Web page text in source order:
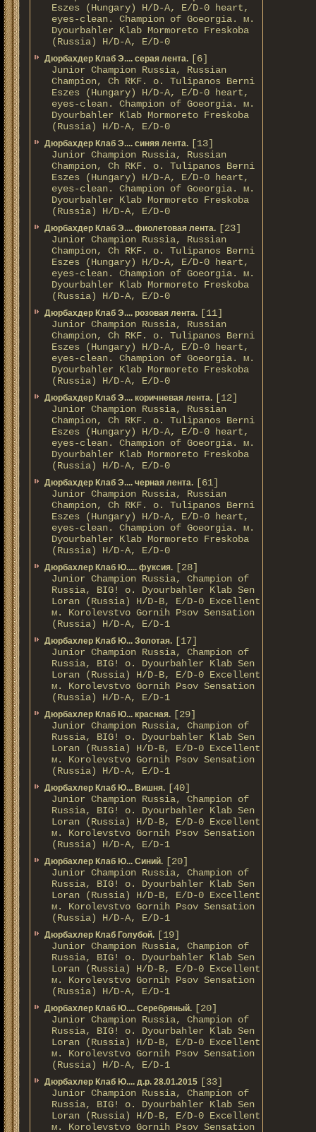
Eszes (Hungary) H/D-A, E/D-0 heart,
eyes-clean. Champion of Gоeorgia. м.
Dyourbahler Klab Mormoreto Freskoba
(Russia) H/D-А, E/D-0
Дюрбахдер Клаб Э.... серая лента. [6]
Junior Champion Russia, Russian
Champion, Ch RKF. о. Tulipanos Berni
Eszes (Hungary) H/D-A, E/D-0 heart,
eyes-clean. Champion of Gоeorgia. м.
Dyourbahler Klab Mormoreto Freskoba
(Russia) H/D-А, E/D-0
Дюрбахдер Клаб Э.... синяя лента. [13]
Junior Champion Russia, Russian
Champion, Ch RKF. о. Tulipanos Berni
Eszes (Hungary) H/D-A, E/D-0 heart,
eyes-clean. Champion of Gоeorgia. м.
Dyourbahler Klab Mormoreto Freskoba
(Russia) H/D-А, E/D-0
Дюрбахдер Клаб Э.... фиолетовая лента. [23]
Junior Champion Russia, Russian
Champion, Ch RKF. о. Tulipanos Berni
Eszes (Hungary) H/D-A, E/D-0 heart,
eyes-clean. Champion of Gоeorgia. м.
Dyourbahler Klab Mormoreto Freskoba
(Russia) H/D-А, E/D-0
Дюрбахдер Клаб Э.... розовая лента. [11]
Junior Champion Russia, Russian
Champion, Ch RKF. о. Tulipanos Berni
Eszes (Hungary) H/D-A, E/D-0 heart,
eyes-clean. Champion of Gоeorgia. м.
Dyourbahler Klab Mormoreto Freskoba
(Russia) H/D-А, E/D-0
Дюрбахдер Клаб Э.... коричневая лента. [12]
Junior Champion Russia, Russian
Champion, Ch RKF. о. Tulipanos Berni
Eszes (Hungary) H/D-A, E/D-0 heart,
eyes-clean. Champion of Gоeorgia. м.
Dyourbahler Klab Mormoreto Freskoba
(Russia) H/D-А, E/D-0
Дюрбахдер Клаб Э.... черная лента. [61]
Junior Champion Russia, Russian
Champion, Ch RKF. о. Tulipanos Berni
Eszes (Hungary) H/D-A, E/D-0 heart,
eyes-clean. Champion of Gоeorgia. м.
Dyourbahler Klab Mormoreto Freskoba
(Russia) H/D-А, E/D-0
Дюрбахлер Клаб Ю..... фуксия. [28]
Junior Champion Russia, Champion of
Russia, BIG! о. Dyourbahler Klab Sen
Loran (Russia) H/D-B, E/D-0 Excellent
м. Korolevstvo Gornih Psov Sensation
(Russia) H/D-A, E/D-1
Дюрбахлер Клаб Ю... Золотая. [17]
Junior Champion Russia, Champion of
Russia, BIG! о. Dyourbahler Klab Sen
Loran (Russia) H/D-B, E/D-0 Excellent
м. Korolevstvo Gornih Psov Sensation
(Russia) H/D-A, E/D-1
Дюрбахлер Клаб Ю... красная. [29]
Junior Champion Russia, Champion of
Russia, BIG! о. Dyourbahler Klab Sen
Loran (Russia) H/D-B, E/D-0 Excellent
м. Korolevstvo Gornih Psov Sensation
(Russia) H/D-A, E/D-1
Дюрбахлер Клаб Ю... Вишня. [40]
Junior Champion Russia, Champion of
Russia, BIG! о. Dyourbahler Klab Sen
Loran (Russia) H/D-B, E/D-0 Excellent
м. Korolevstvo Gornih Psov Sensation
(Russia) H/D-A, E/D-1
Дюрбахлер Клаб Ю... Синий. [20]
Junior Champion Russia, Champion of
Russia, BIG! о. Dyourbahler Klab Sen
Loran (Russia) H/D-B, E/D-0 Excellent
м. Korolevstvo Gornih Psov Sensation
(Russia) H/D-A, E/D-1
Дюрбахлер Клаб Голубой. [19]
Junior Champion Russia, Champion of
Russia, BIG! о. Dyourbahler Klab Sen
Loran (Russia) H/D-B, E/D-0 Excellent
м. Korolevstvo Gornih Psov Sensation
(Russia) H/D-A, E/D-1
Дюрбахлер Клаб Ю.... Серебряный. [20]
Junior Champion Russia, Champion of
Russia, BIG! о. Dyourbahler Klab Sen
Loran (Russia) H/D-B, E/D-0 Excellent
м. Korolevstvo Gornih Psov Sensation
(Russia) H/D-A, E/D-1
Дюрбахлер Клаб Ю.... д.р. 28.01.2015 [33]
Junior Champion Russia, Champion of
Russia, BIG! о. Dyourbahler Klab Sen
Loran (Russia) H/D-B, E/D-0 Excellent
м. Korolevstvo Gornih Psov Sensation